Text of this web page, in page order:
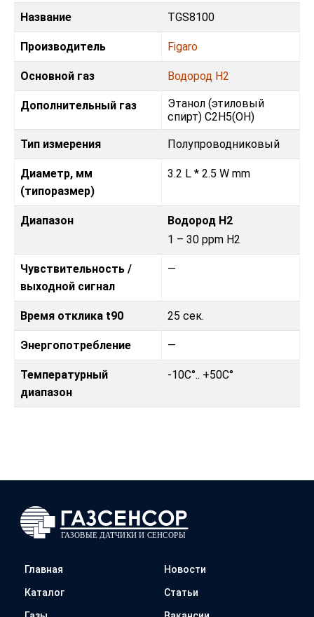
Название TGS8100
Производитель Figaro
Основной газ Водород H2
Дополнительный газ
Этанол (этиловый
спирт) C2H5(OH)
Тип измерения Полупроводниковый
Диаметр, мм
(типоразмер)
3.2 L * 2.5 W mm
Диапазон
Водород H2
1 – 30 ppm H2
Чувствительность /
выходной сигнал
—
Время отклика t90 25 сек.
Энергопотребление —
Температурный
диапазон
-10C°.. +50C°
Главная
Каталог
Новости
Статьи